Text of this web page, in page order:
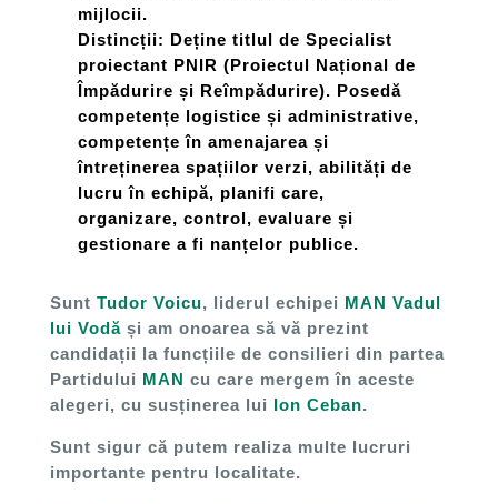
mijlocii.
Distincții: Deține titlul de Specialist
proiectant PNIR (Proiectul Național de
Împădurire și Reîmpădurire). Posedă
competențe logistice și administrative,
competențe în amenajarea și
întreținerea spațiilor verzi, abilități de
lucru în echipă, planifi care,
organizare, control, evaluare și
gestionare a fi nanțelor publice.
Sunt Tudor Voicu, liderul echipei MAN Vadul
lui Vodăși am onoarea să vă prezint
candidații la funcțiile de consilieri din partea
Partidului MAN cu care mergem în aceste
alegeri, cu susținerea lui Ion Ceban.
Sunt sigur că putem realiza multe lucruri
importante pentru localitate.